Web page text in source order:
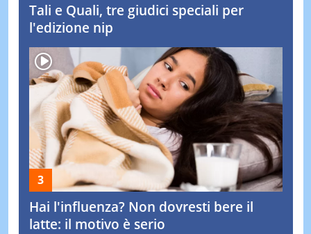
Tali e Quali, tre giudici speciali per
l'edizione nip
Hai l'influenza? Non dovresti bere il
latte: il motivo è serio